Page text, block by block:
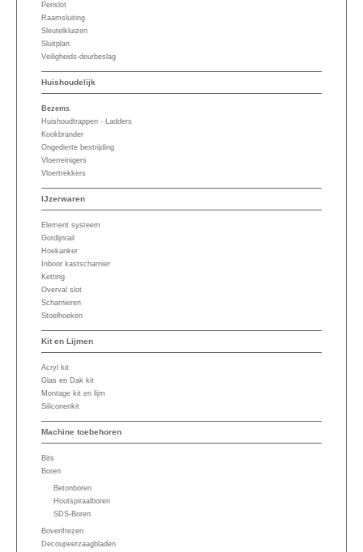
Penslot
Raamsluiting
Sleutelkluizen
Sluitplan
Veiligheids-deurbeslag
Huishoudelijk
Bezems
Huishoudtrappen - Ladders
Kookbrander
Ongedierte bestrijding
Vloerreinigers
Vloertrekkers
IJzerwaren
Element systeem
Gordijnrail
Hoekanker
Inboor kastscharnier
Ketting
Overval slot
Scharnieren
Stoelhoeken
Kit en Lijmen
Acryl kit
Glas en Dak kit
Montage kit en lijm
Siliconenkit
Machine toebehoren
Bits
Boren
Betonboren
Houtspiraalboren
SDS-Boren
Bovenfrezen
Decoupeerzaagbladen